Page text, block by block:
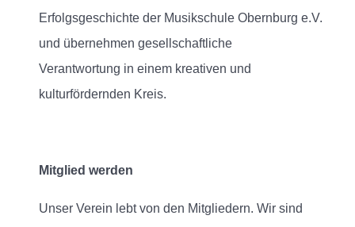
Erfolgsgeschichte der Musikschule Obernburg e.V.
und übernehmen gesellschaftliche
Verantwortung in einem kreativen und
kulturfördernden Kreis.
Mitglied werden
Unser Verein lebt von den Mitgliedern. Wir sind